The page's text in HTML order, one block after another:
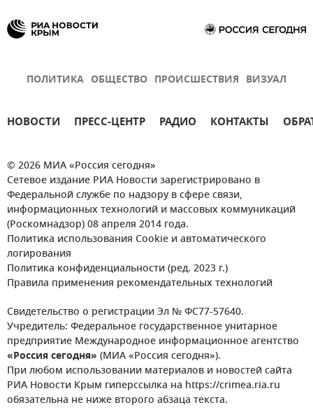
ПОЛИТИКА ОБЩЕСТВО ПРОИСШЕСТВИЯ ВИЗУАЛ
НОВОСТИ ПРЕСС-ЦЕНТР РАДИО КОНТАКТЫ
© 2026 МИА «Россия сегодня»
Сетевое издание РИА Новости зарегистрировано в
Федеральной службе по надзору в сфере связи,
информационных технологий и массовых коммуникаций
(Роскомнадзор) 08 апреля 2014 года.
Политика использования Cookie и автоматического
логирования
Политика конфиденциальности (ред. 2023 г.)
Правила применения рекомендательных технологий
Свидетельство о регистрации Эл № ФС77-57640.
Учредитель: Федеральное государственное унитарное
предприятие Международное информационное агентство
«Россия сегодня» (МИА «Россия сегодня»).
При любом использовании материалов и новостей сайта
РИА Новости Крым гиперссылка на https://crimea.ria.ru
обязательна не ниже второго абзаца текста.